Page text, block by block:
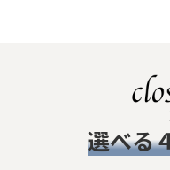
選べる